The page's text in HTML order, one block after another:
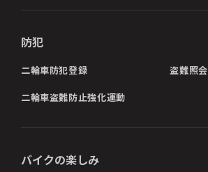
防犯
二輪車防犯登録 盗難照会
二輪車盗難防止強化運動
バイクの楽しみ